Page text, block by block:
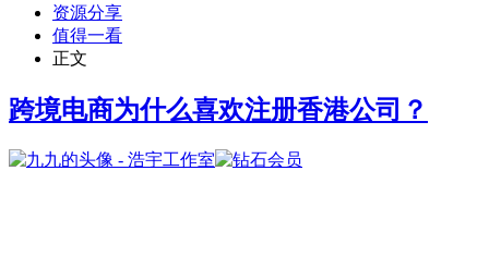
资源分享
值得一看
正文
跨境电商为什么喜欢注册香港公司？